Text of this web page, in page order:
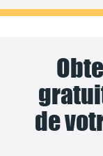
de